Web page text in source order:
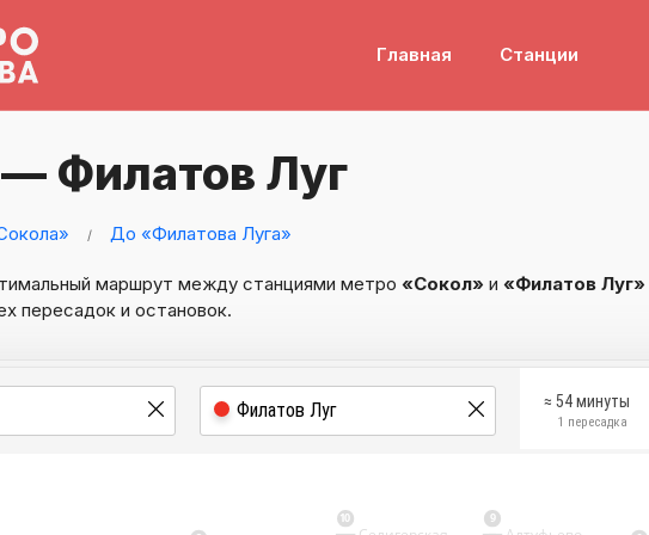
Главная Станции
Филатов Луг
До «Филатова Луга»
маршрут между станциями метро «Сокол» и «Филатов Луг»
пересадок и остановок.
≈ 54 минуты
1 пересадка
9
10